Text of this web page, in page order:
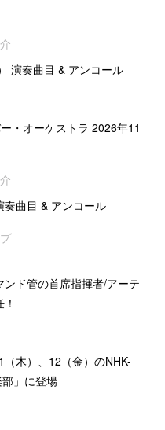
演奏曲目 & アンコール
・オーケストラ 2026年11
曲目 & アンコール
ンド管の首席指揮者/アーテ
木）、12（金）のNHK-
」に登場